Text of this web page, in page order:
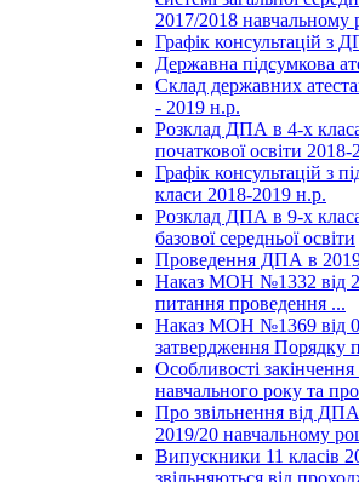
2017/2018 навчальному
Графік консультацій
Державна підсумкова
Склад державних
- 2019 н.р.
Розклад ДПА в 4-х
початкової освіти 2018-
Графік консультацій з
класи 2018-2019 н.р.
Розклад ДПА в 9-х
базової середньої освіти
Проведення ДПА в
Наказ МОН №1332 від
питання проведення ...
Наказ МОН №1369 від
затвердження Порядку
Особливості
навчального року та
Про звільнення від ДПА
2019/20 навчальному
Випускники 11 класів
звільняються від